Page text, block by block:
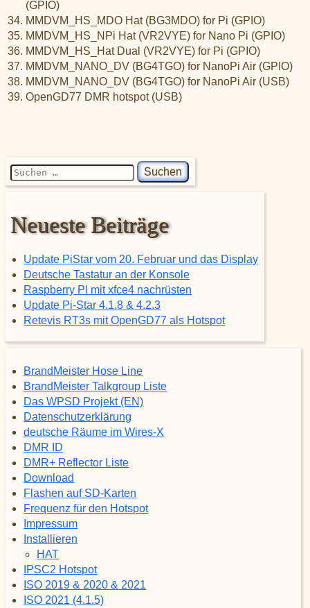
(GPIO)
MMDVM_HS_MDO Hat (BG3MDO) for Pi (GPIO)
MMDVM_HS_NPi Hat (VR2VYE) for Nano Pi (GPIO)
MMDVM_HS_Hat Dual (VR2VYE) for Pi (GPIO)
MMDVM_NANO_DV (BG4TGO) for NanoPi Air (GPIO)
MMDVM_NANO_DV (BG4TGO) for NanoPi Air (USB)
OpenGD77 DMR hotspot (USB)
Suchen nach:
Neueste Beiträge
Update PiStar vom 20. Februar und das Display
Deutsche Tastatur an der Konsole
Raspberry PI mit xfce4 nachrüsten
Update Pi-Star 4.1.8 & 4.2.3
Retevis RT3s mit OpenGD77 als Hotspot
BrandMeister Hose Line
BrandMeister Talkgroup Liste
Das WPSD Projekt (EN)
Datenschutzerklärung
deutsche Räume im Wires-X
DMR ID
DMR+ Reflector Liste
Download
Flashen auf SD-Karten
Frequenz für den Hotspot
Impressum
Installieren
HAT
IPSC2 Hotspot
ISO 2019 & 2020 & 2021
ISO 2021 (4.1.5)